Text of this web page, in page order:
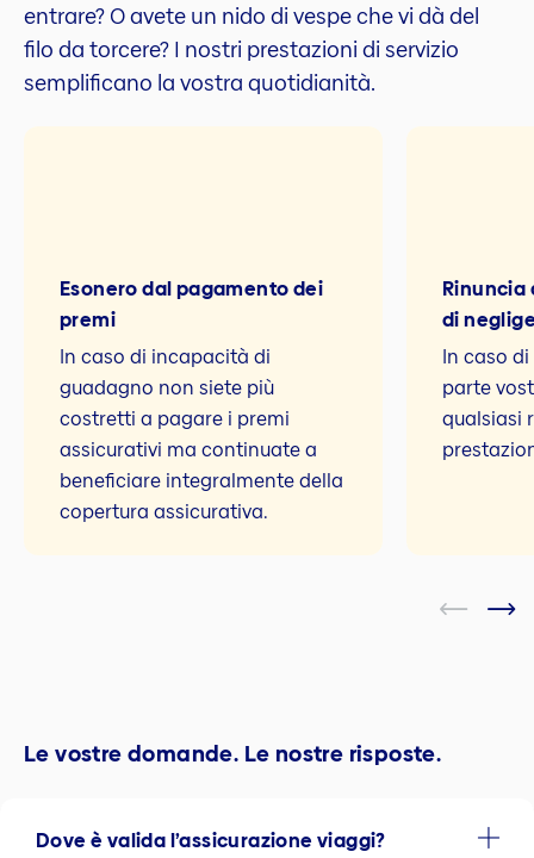
entrare? O avete un nido di vespe che vi dà del
filo da torcere? I nostri prestazioni di servizio
semplificano la vostra quotidianità.
Esonero dal pagamento dei
premi
In caso di incapacità di
guadagno non siete più
costretti a pagare i premi
assicurativi ma continuate a
beneficiare integralmente della
copertura assicurativa.
Rinuncia
di
In caso
parte
qualsiasi
Le vostre domande. Le nostre risposte.
Dove è valida l’assicurazione viaggi?